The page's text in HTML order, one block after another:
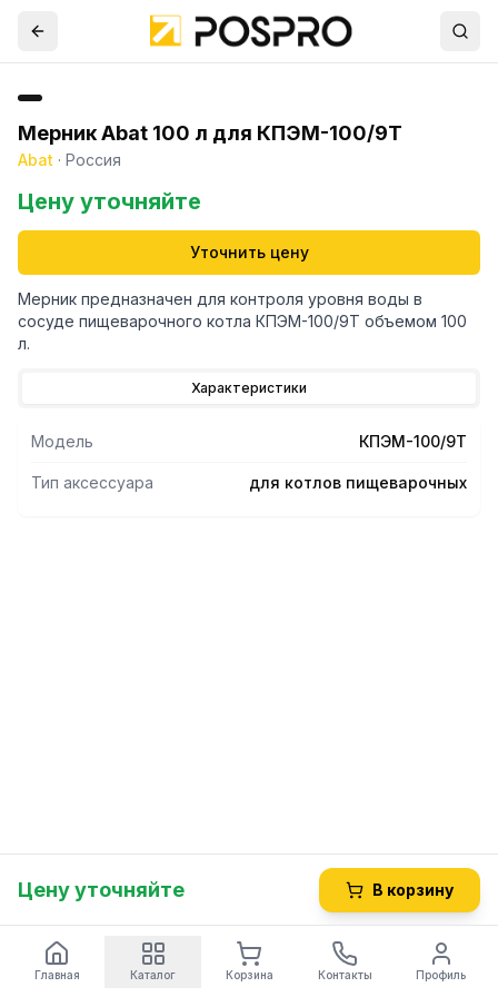
Мерник Abat 100 л для КПЭМ-100/9Т
Abat · Россия
Цену уточняйте
Уточнить цену
Мерник предназначен для контроля уровня воды в
сосуде пищеварочного котла КПЭМ-100/9Т объемом 100
л.
Характеристики
Модель КПЭМ-100/9Т
Тип аксессуара для котлов пищеварочных
Цену уточняйте В корзину
Главная Каталог Корзина Контакты Профиль